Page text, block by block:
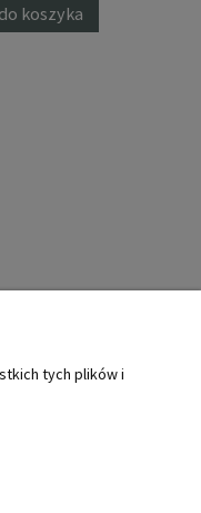
do koszyka
tych plików i